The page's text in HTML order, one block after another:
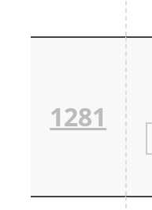
1281